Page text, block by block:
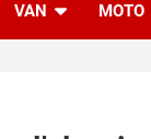
VAN MOTO